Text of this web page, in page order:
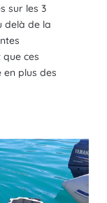
sur les 3
delà de la
ces
plus des